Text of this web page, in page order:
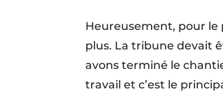
Heureusement, pour le
plus. La tribune devait
avons terminé le
travail et c’est le